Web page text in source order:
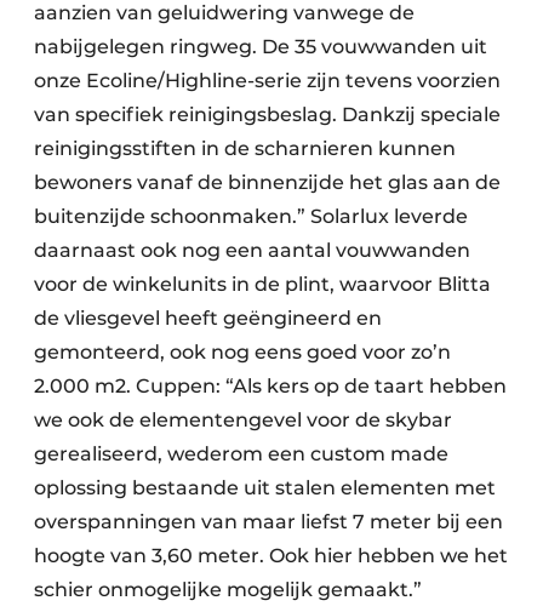
aanzien van geluidwering vanwege de
nabijgelegen ringweg. De 35 vouwwanden uit
onze Ecoline/Highline-serie zijn tevens voorzien
van specifiek reinigingsbeslag. Dankzij speciale
reinigingsstiften in de scharnieren kunnen
bewoners vanaf de binnenzijde het glas aan de
buitenzijde schoonmaken.” Solarlux leverde
daarnaast ook nog een aantal vouwwanden
voor de winkelunits in de plint, waarvoor Blitta
de vliesgevel heeft geëngineerd en
gemonteerd, ook nog eens goed voor zo’n
2.000 m2. Cuppen: “Als kers op de taart hebben
we ook de elementengevel voor de skybar
gerealiseerd, wederom een custom made
oplossing bestaande uit stalen elementen met
overspanningen van maar liefst 7 meter bij een
hoogte van 3,60 meter. Ook hier hebben we het
schier onmogelijke mogelijk gemaakt.”